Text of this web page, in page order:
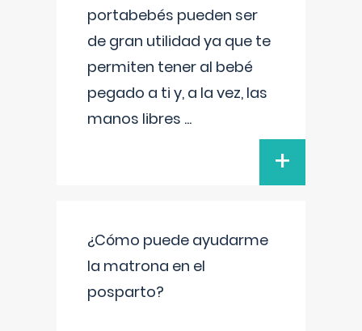
portabebés pueden ser
de gran utilidad ya que te
permiten tener al bebé
pegado a ti y, a la vez, las
manos libres ...
+
¿Cómo puede ayudarme
la matrona en el
posparto?